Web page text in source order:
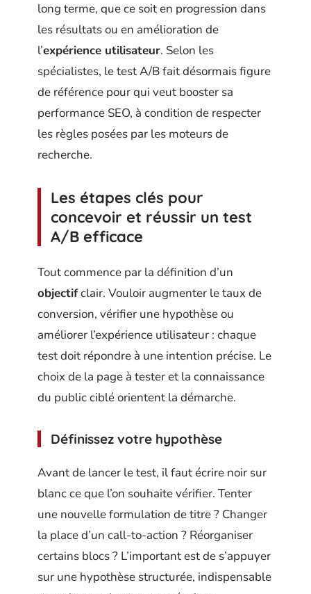
long terme, que ce soit en progression dans
les résultats ou en amélioration de
l’expérience utilisateur. Selon les
spécialistes, le test A/B fait désormais figure
de référence pour qui veut booster sa
performance SEO, à condition de respecter
les règles posées par les moteurs de
recherche.
Les étapes clés pour
concevoir et réussir un test
A/B efficace
Tout commence par la définition d’un
objectifclair. Vouloir augmenter le taux de
conversion, vérifier une hypothèse ou
améliorer l’expérience utilisateur : chaque
test doit répondre à une intention précise. Le
choix de la page à tester et la connaissance
du public ciblé orientent la démarche.
Définissez votre hypothèse
Avant de lancer le test, il faut écrire noir sur
blanc ce que l’on souhaite vérifier. Tenter
une nouvelle formulation de titre ? Changer
la place d’un call-to-action ? Réorganiser
certains blocs ? L’important est de s’appuyer
sur une hypothèse structurée, indispensable